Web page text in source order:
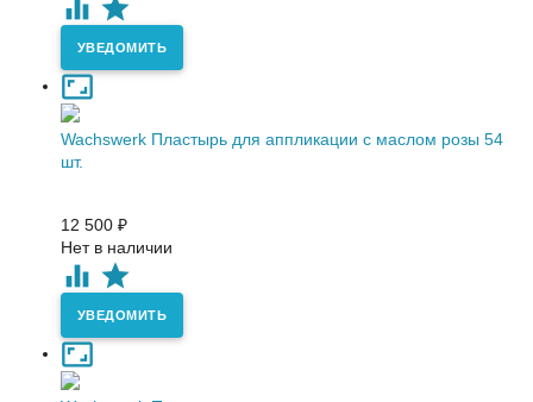
УВЕДОМИТЬ
Wachswerk Пластырь для аппликации с маслом розы 54
шт.
12 500 ₽
Нет в наличии
УВЕДОМИТЬ